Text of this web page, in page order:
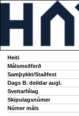
Heiti
Málsmeðferð
Samþykkt/Staðfest
Dags B. deildar augl.
Sveitarfélag
Skipulagsnúmer
Númer máls